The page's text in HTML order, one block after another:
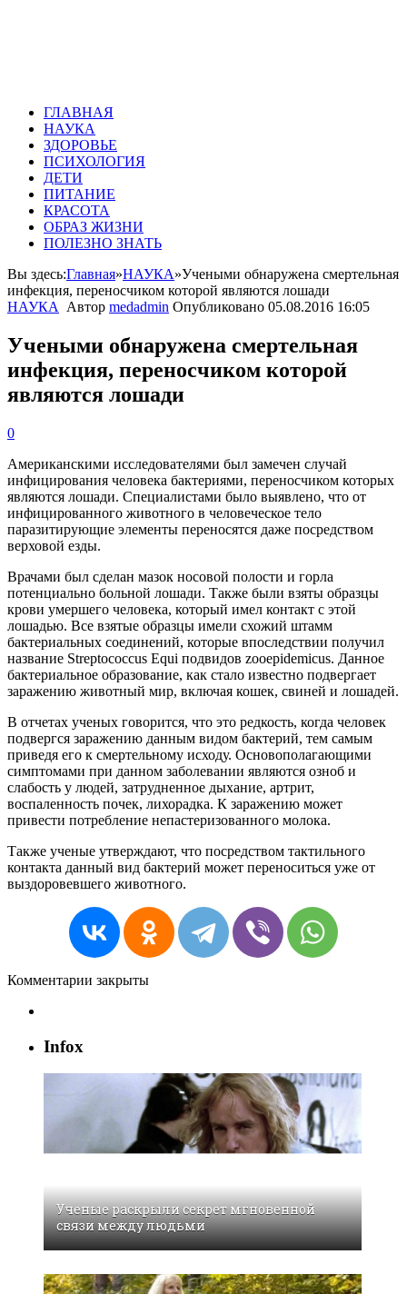
ГЛАВНАЯ
НАУКА
ЗДОРОВЬЕ
ПСИХОЛОГИЯ
ДЕТИ
ПИТАНИЕ
КРАСОТА
ОБРАЗ ЖИЗНИ
ПОЛЕЗНО ЗНАТЬ
Вы здесь:Главная»НАУКА»Учеными обнаружена смертельная
инфекция, переносчиком которой являются лошади
НАУКА
Автор medadmin Опубликовано 05.08.2016 16:05
Учеными обнаружена смертельная
инфекция, переносчиком которой
являются лошади
0
Американскими исследователями был замечен случай
инфицирования человека бактериями, переносчиком которых
являются лошади. Специалистами было выявлено, что от
инфицированного животного в человеческое тело
паразитирующие элементы переносятся даже посредством
верховой езды.
Врачами был сделан мазок носовой полости и горла
потенциально больной лошади. Также были взяты образцы
крови умершего человека, который имел контакт с этой
лошадью. Все взятые образцы имели схожий штамм
бактериальных соединений, которые впоследствии получил
название Streptococcus Equi подвидов zooepidemicus. Данное
бактериальное образование, как стало известно подвергает
заражению животный мир, включая кошек, свиней и лошадей.
В отчетах ученых говорится, что это редкость, когда человек
подвергся заражению данным видом бактерий, тем самым
приведя его к смертельному исходу. Основополагающими
симптомами при данном заболевании являются озноб и
слабость у людей, затрудненное дыхание, артрит,
воспаленность почек, лихорадка. К заражению может
привести потребление непастеризованного молока.
Также ученые утверждают, что посредством тактильного
контакта данный вид бактерий может переноситься уже от
выздоровевшего животного.
Комментарии закрыты
Infox
Ученые раскрыли секрет мгновенной
связи между людьми